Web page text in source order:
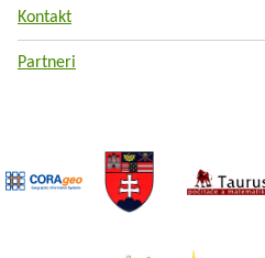
Kontakt
Partneri